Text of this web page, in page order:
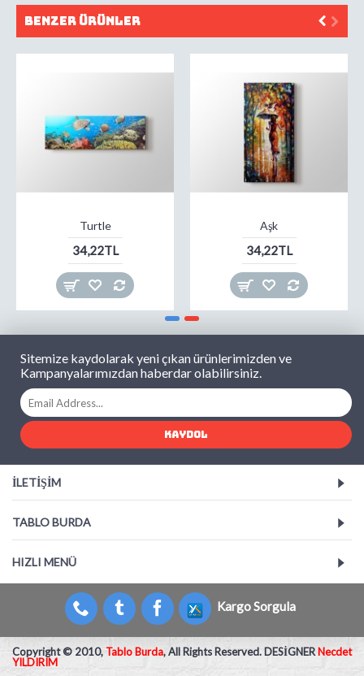
Benzer Ürünler
Turtle
34,22TL
Aşk
34,22TL
Sitemize kaydolarak yeni çıkan ürünlerimizden ve
Kampanyalarımızdan haberdar olabilirsiniz.
KAYDOL
İLETIŞIM
TABLO BURDA
HIZLI MENÜ
Kargo Sorgula
Copyright © 2010, Tablo Burda, All Rights Reserved. DESİGNERNecdet
YILDIRIM